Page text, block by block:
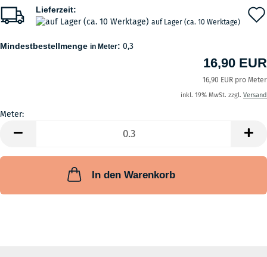
Lieferzeit:
auf Lager (ca. 10 Werktage)
Mindestbestellmenge in Meter: 0,3
16,90 EUR
16,90 EUR pro Meter
inkl. 19% MwSt. zzgl. Versand
Meter:
In den Warenkorb